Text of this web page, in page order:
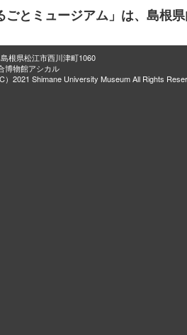
ごとミュージアム」は、島根
根県松江市西川津町1060
博物館アシカル
）2021 Shimane University Museum All Rights